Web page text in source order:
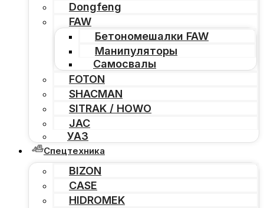
Dongfeng
FAW
Бетономешалки FAW
Манипуляторы
Самосвалы
FOTON
SHACMAN
SITRAK / HOWO
JAC
УАЗ
Спецтехника
BIZON
CASE
HIDROMEK